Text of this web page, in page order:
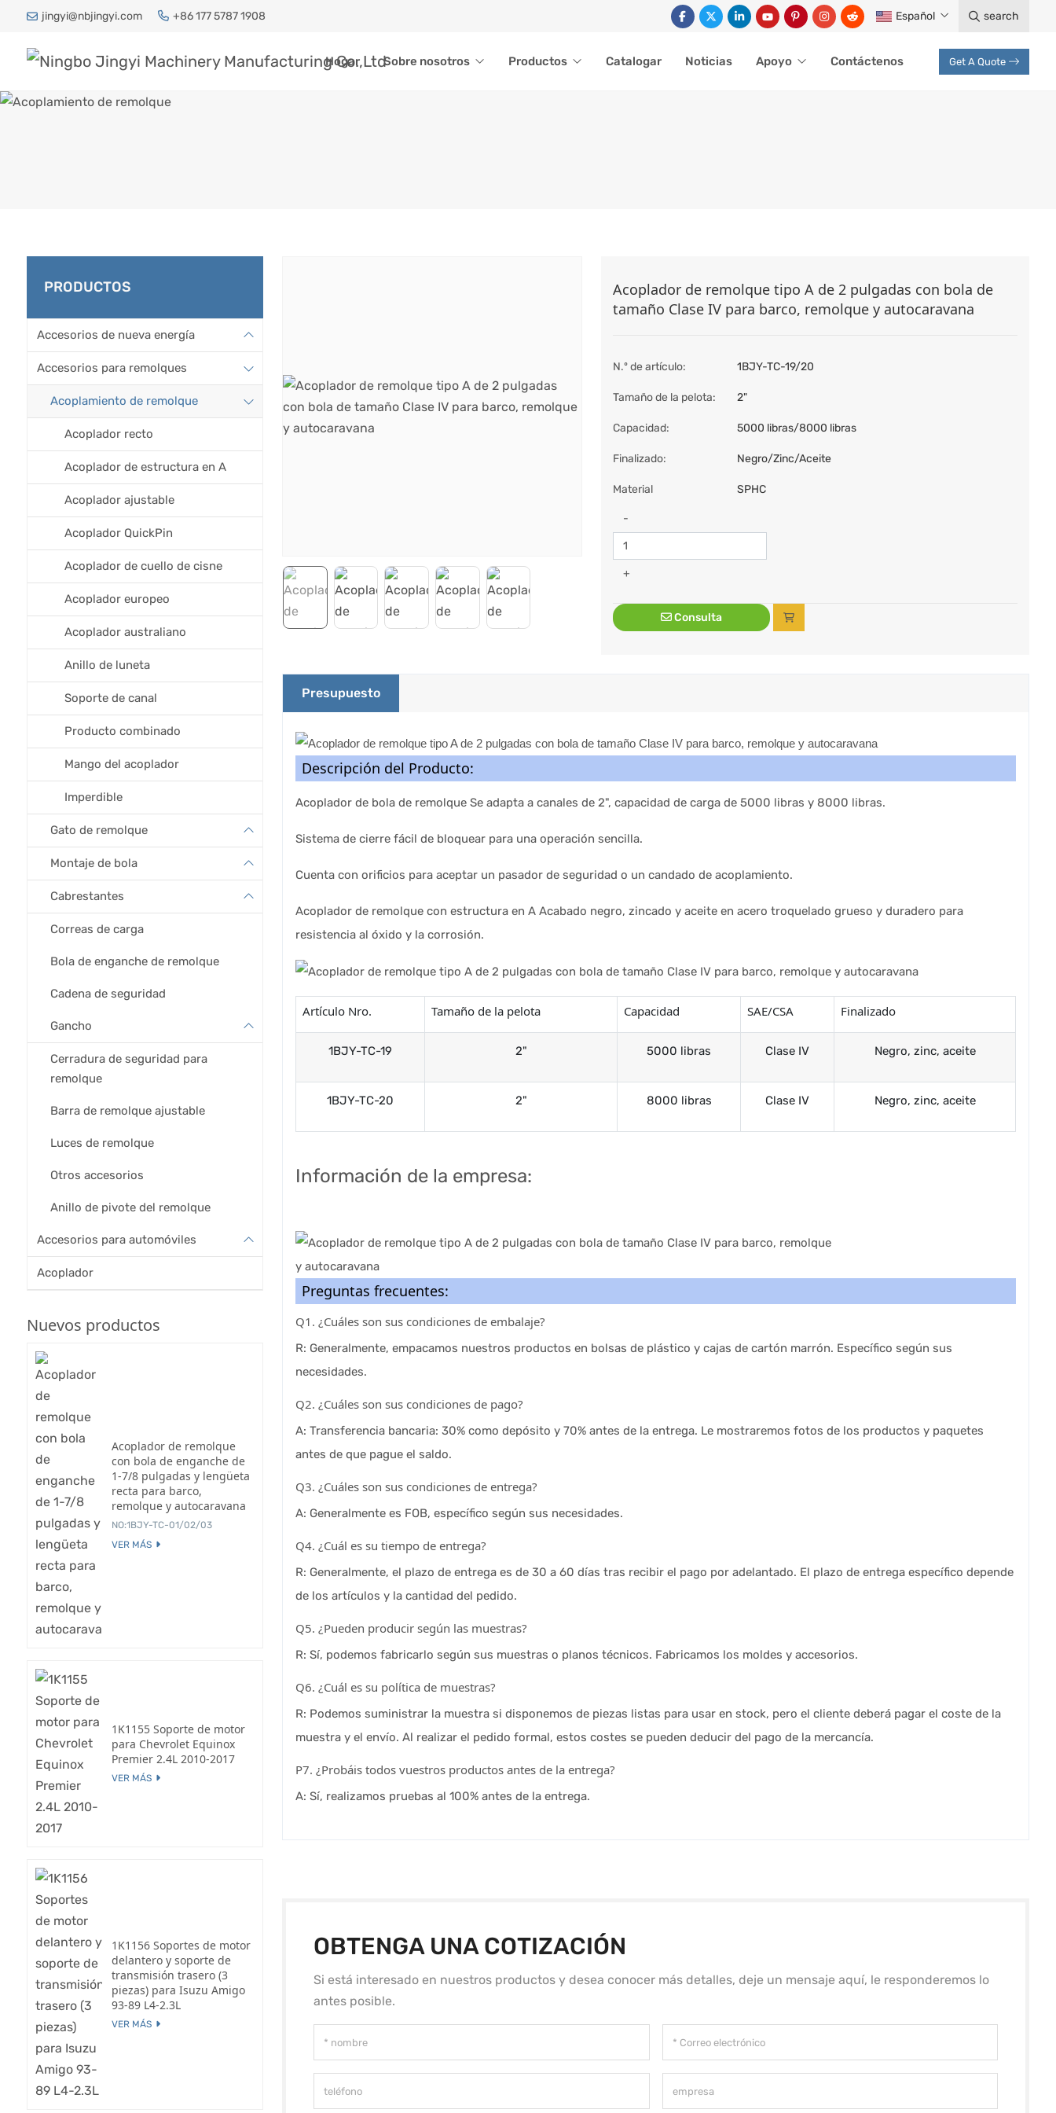
jingyi@nbjingyi.com +86 177 5787 1908 Español search
Hogar Sobre nosotros Productos Catalogar Noticias Apoyo Contáctenos Get A Quote
Acoplamiento de remolque
Acoplador de remolque tipo A de 2 pulgadas con bola de
tamaño Clase IV para barco, remolque y autocaravana
N.º de artículo: 1BJY-TC-19/20
Tamaño de la pelota: 2"
Capacidad: 5000 libras/8000 libras
Finalizado: Negro/Zinc/Aceite
Material SPHC
-
+
Consulta
Presupuesto
Descripción del Producto:
Acoplador de bola de remolque Se adapta a canales de 2", capacidad de carga de 5000 libras y 8000 libras.
Sistema de cierre fácil de bloquear para una operación sencilla.
Cuenta con orificios para aceptar un pasador de seguridad o un candado de acoplamiento.
Acoplador de remolque con estructura en A Acabado negro, zincado y aceite en acero troquelado grueso y duradero para
resistencia al óxido y la corrosión.
Artículo Nro. Tamaño de la pelota Capacidad SAE/CSA Finalizado
1BJY-TC-19 2" 5000 libras Clase IV Negro, zinc, aceite
1BJY-TC-20 2" 8000 libras Clase IV Negro, zinc, aceite
Información de la empresa:
Preguntas frecuentes:
Q1. ¿Cuáles son sus condiciones de embalaje?
R: Generalmente, empacamos nuestros productos en bolsas de plástico y cajas de cartón marrón. Específico según sus
necesidades.
Q2. ¿Cuáles son sus condiciones de pago?
A: Transferencia bancaria: 30% como depósito y 70% antes de la entrega. Le mostraremos fotos de los productos y paquetes
antes de que pague el saldo.
Q3. ¿Cuáles son sus condiciones de entrega?
A: Generalmente es FOB, específico según sus necesidades.
Q4. ¿Cuál es su tiempo de entrega?
R: Generalmente, el plazo de entrega es de 30 a 60 días tras recibir el pago por adelantado. El plazo de entrega específico depende
de los artículos y la cantidad del pedido.
Q5. ¿Pueden producir según las muestras?
R: Sí, podemos fabricarlo según sus muestras o planos técnicos. Fabricamos los moldes y accesorios.
Q6. ¿Cuál es su política de muestras?
R: Podemos suministrar la muestra si disponemos de piezas listas para usar en stock, pero el cliente deberá pagar el coste de la
muestra y el envío. Al realizar el pedido formal, estos costes se pueden deducir del pago de la mercancía.
P7. ¿Probáis todos vuestros productos antes de la entrega?
A: Sí, realizamos pruebas al 100% antes de la entrega.
OBTENGA UNA COTIZACIÓN
Si está interesado en nuestros productos y desea conocer más detalles, deje un mensaje aquí, le responderemos lo
antes posible.
PRODUCTOS
Accesorios de nueva energía
Accesorios para remolques
Acoplamiento de remolque
Acoplador recto
Acoplador de estructura en A
Acoplador ajustable
Acoplador QuickPin
Acoplador de cuello de cisne
Acoplador europeo
Acoplador australiano
Anillo de luneta
Soporte de canal
Producto combinado
Mango del acoplador
Imperdible
Gato de remolque
Montaje de bola
Cabrestantes
Correas de carga
Bola de enganche de remolque
Cadena de seguridad
Gancho
Cerradura de seguridad para
remolque
Barra de remolque ajustable
Luces de remolque
Otros accesorios
Anillo de pivote del remolque
Accesorios para automóviles
Acoplador
Nuevos productos
Acoplador de remolque
con bola de enganche de
1-7/8 pulgadas y lengüeta
recta para barco,
remolque y autocaravana
NO:1BJY-TC-01/02/03
VER MÁS
1K1155 Soporte de motor
para Chevrolet Equinox
Premier 2.4L 2010-2017
VER MÁS
1K1156 Soportes de motor
delantero y soporte de
transmisión trasero (3
piezas) para Isuzu Amigo
93-89 L4-2.3L
VER MÁS